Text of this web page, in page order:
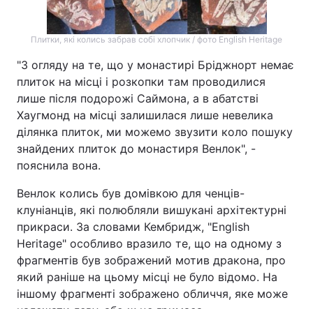
Плитки, які колись забрав собі хлопчик / фото English Heritage
"З огляду на те, що у монастирі Бріджнорт немає
плиток на місці і розкопки там проводилися
лише після подорожі Саймона, а в абатстві
Хаугмонд на місці залишилася лише невелика
ділянка плиток, ми можемо звузити коло пошуку
знайдених плиток до монастиря Венлок", -
пояснила вона.
Венлок колись був домівкою для ченців-
клуніанців, які полюбляли вишукані архітектурні
прикраси. За словами Кембридж, "English
Heritage" особливо вразило те, що на одному з
фрагментів був зображений мотив дракона, про
який раніше на цьому місці не було відомо. На
іншому фрагменті зображено обличчя, яке може